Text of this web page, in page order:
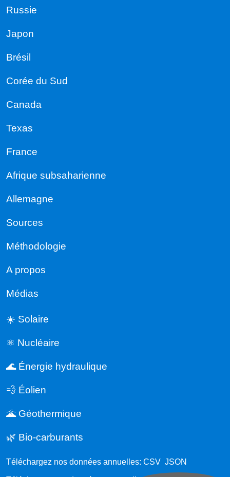
Russie
Japon
Brésil
Corée du Sud
Canada
Texas
France
Afrique subsaharienne
Allemagne
Sources
Méthodologie
A propos
Médias
☀️ Solaire
⚛️ Nucléaire
🌊 Énergie hydraulique
💨 Éolien
🌋 Géothermique
🌿 Bio-carburants
Téléchargez nos données annuelles: CSV JSON